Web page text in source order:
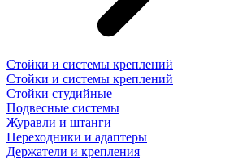
Стойки и системы креплений
Стойки и системы креплений
Стойки студийные
Подвесные системы
Журавли и штанги
Переходники и адаптеры
Держатели и крепления